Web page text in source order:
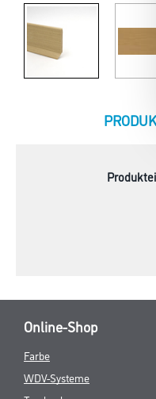
Online-Shop
Farbe
WDV-Systeme